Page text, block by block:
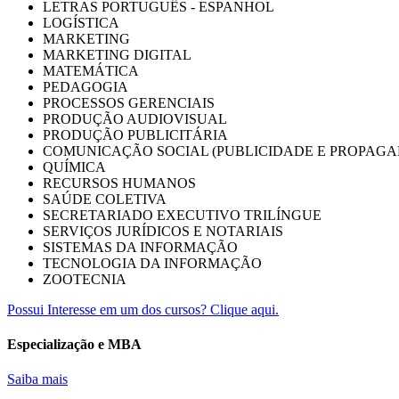
LETRAS PORTUGUÊS - ESPANHOL
LOGÍSTICA
MARKETING
MARKETING DIGITAL
MATEMÁTICA
PEDAGOGIA
PROCESSOS GERENCIAIS
PRODUÇÃO AUDIOVISUAL
PRODUÇÃO PUBLICITÁRIA
COMUNICAÇÃO SOCIAL (PUBLICIDADE E
QUÍMICA
RECURSOS HUMANOS
SAÚDE COLETIVA
SECRETARIADO EXECUTIVO TRILÍNGUE
SERVIÇOS JURÍDICOS E NOTARIAIS
SISTEMAS DA INFORMAÇÃO
TECNOLOGIA DA INFORMAÇÃO
ZOOTECNIA
Possui Interesse em um dos cursos? Clique aqui.
Especialização e MBA
Saiba mais